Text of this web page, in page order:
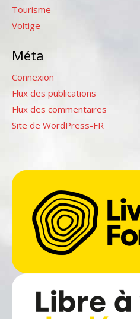
Tourisme
Voltige
Méta
Connexion
Flux des publications
Flux des commentaires
Site de WordPress-FR